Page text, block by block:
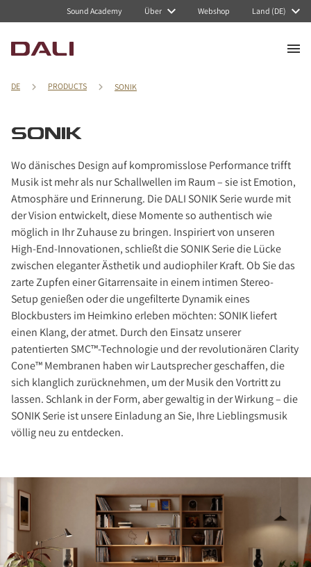
Sound Academy Über Webshop Land (DE)
DE PRODUCTS SONIK
SONIK
Wo dänisches Design auf kompromisslose Performance trifft
Musik ist mehr als nur Schallwellen im Raum – sie ist Emotion,
Atmosphäre und Erinnerung. Die DALI SONIK Serie wurde mit
der Vision entwickelt, diese Momente so authentisch wie
möglich in Ihr Zuhause zu bringen. Inspiriert von unseren
High-End-Innovationen, schließt die SONIK Serie die Lücke
zwischen eleganter Ästhetik und audiophiler Kraft. Ob Sie das
zarte Zupfen einer Gitarrensaite in einem intimen Stereo-
Setup genießen oder die ungefilterte Dynamik eines
Blockbusters im Heimkino erleben möchten: SONIK liefert
einen Klang, der atmet. Durch den Einsatz unserer
patentierten SMC™-Technologie und der revolutionären Clarity
Cone™ Membranen haben wir Lautsprecher geschaffen, die
sich klanglich zurücknehmen, um der Musik den Vortritt zu
lassen. Schlank in der Form, aber gewaltig in der Wirkung – die
SONIK Serie ist unsere Einladung an Sie, Ihre Lieblingsmusik
völlig neu zu entdecken.
Navigated to SONIK